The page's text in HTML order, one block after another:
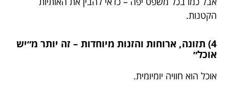
הקטנות.
4) תזונה, ארוחות והזנות מיוחדות – זה יותר מ״יש
אוכל״
אוכל הוא חוויה יומיומית.